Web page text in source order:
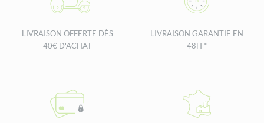
LIVRAISON OFFERTE DÈS
40€ D'ACHAT
LIVRAISON GARANTIE EN
48H *